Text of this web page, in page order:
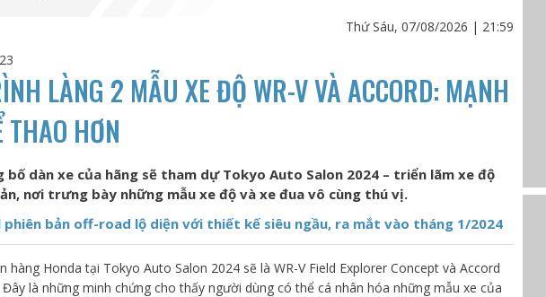
Thứ Sáu, 07/08/2026 | 21:59
LÀNG 2 MẪU XE ĐỘ WR-V VÀ ACCORD: MẠNH
THAO HƠN
bố dàn xe của hãng sẽ tham dự Tokyo Auto Salon 2024 – triển lãm xe độ
nơi trưng bày những mẫu xe độ và xe đua vô cùng thú vị.
phiên bản off-road lộ diện với thiết kế siêu ngầu, ra mắt vào tháng 1/2024
hàng Honda tại Tokyo Auto Salon 2024 sẽ là WR-V Field Explorer Concept và Accord
Đây là những minh chứng cho thấy người dùng có thể cá nhân hóa những mẫu xe của